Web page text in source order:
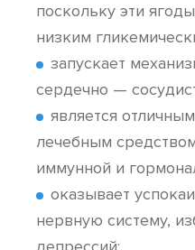
поскольку эти
низким
запускает
сердечно —
является
лечебным
иммунной и
оказывает
нервную систему,